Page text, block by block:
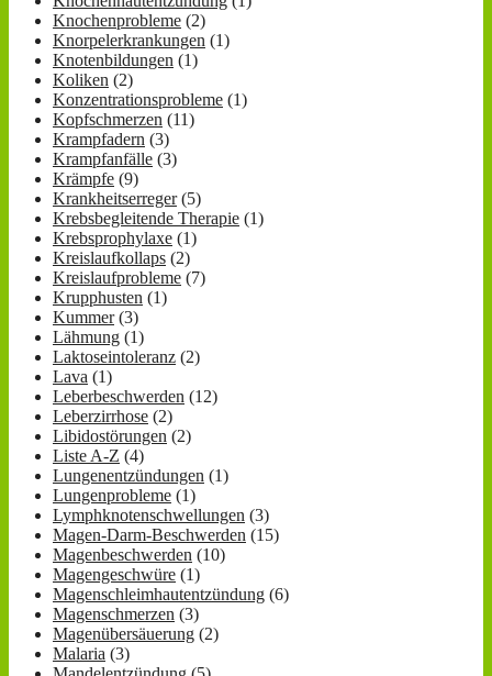
Knochenprobleme (2)
Knorpelerkrankungen (1)
Knotenbildungen (1)
Koliken (2)
Konzentrationsprobleme (1)
Kopfschmerzen (11)
Krampfadern (3)
Krampfanfälle (3)
Krämpfe (9)
Krankheitserreger(5)
Krebsbegleitende Therapie (1)
Krebsprophylaxe (1)
Kreislaufkollaps (2)
Kreislaufprobleme (7)
Krupphusten (1)
Kummer(3)
Lähmung (1)
Laktoseintoleranz (2)
Lava (1)
Leberbeschwerden (12)
Leberzirrhose (2)
Libidostörungen (2)
Liste A-Z (4)
Lungenentzündungen (1)
Lungenprobleme (1)
Lymphknotenschwellungen (3)
Magen-Darm-Beschwerden (15)
Magenbeschwerden (10)
Magengeschwüre (1)
Magenschleimhautentzündung (6)
Magenschmerzen (3)
Magenübersäuerung (2)
Malaria (3)